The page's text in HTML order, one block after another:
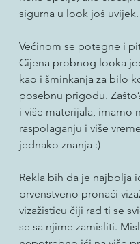
sigurna u look još uvijek.
Većinom se potegne i
Cijena probnog looka
kao i šminkanja za bilo
posebnu prigodu.
i više materijala, imamo
raspolaganju i više
jednako znanja :)
Rekla bih da je najbolja
prvenstveno pronaći
vizažisticu čiji rad ti se
se sa njime zamisliti.